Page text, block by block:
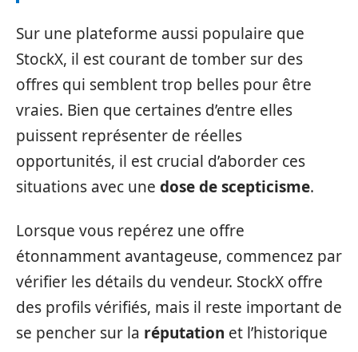
Sur une plateforme aussi populaire que
StockX, il est courant de tomber sur des
offres qui semblent trop belles pour être
vraies. Bien que certaines d’entre elles
puissent représenter de réelles
opportunités, il est crucial d’aborder ces
situations avec une dose de scepticisme.
Lorsque vous repérez une offre
étonnamment avantageuse, commencez par
vérifier les détails du vendeur. StockX offre
des profils vérifiés, mais il reste important de
se pencher sur la réputation et l’historique